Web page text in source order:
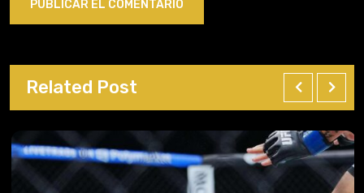
Related Post